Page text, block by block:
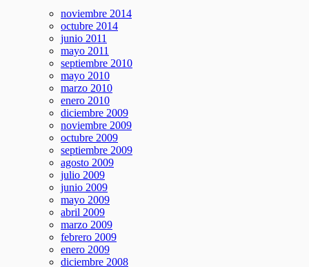
noviembre 2014
octubre 2014
junio 2011
mayo 2011
septiembre 2010
mayo 2010
marzo 2010
enero 2010
diciembre 2009
noviembre 2009
octubre 2009
septiembre 2009
agosto 2009
julio 2009
junio 2009
mayo 2009
abril 2009
marzo 2009
febrero 2009
enero 2009
diciembre 2008